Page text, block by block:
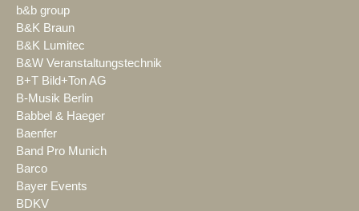
b&b group
B&K Braun
B&K Lumitec
B&W Veranstaltungstechnik
B+T Bild+Ton AG
B-Musik Berlin
Babbel & Haeger
Baenfer
Band Pro Munich
Barco
Bayer Events
BDKV